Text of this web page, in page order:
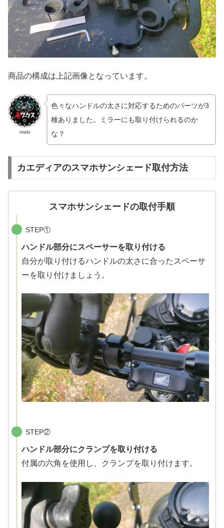
商品の構成は上記画像となっています。
maki
色々なハンドルの太さに対応するためのパーツが3
種ありました。ミラーにも取り付けられるのか
な？
カエディアのスマホサンシェード取付方法
スマホサンシェードの取付手順
STEP①
ハンドル部分にスペーサーを取り付ける
自分が取り付けるハンドルの太さに合ったスペーサ
ーを取り付けましょう。
STEP②
ハンドル部分にクランプを取り付ける
付属の六角を使用し、クランプを取り付けます。